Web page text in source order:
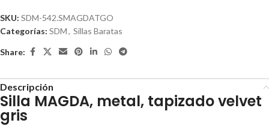
SKU: SDM-542.SMAGDATGO
Categorías: SDM, Sillas Baratas
Share:
Descripción
Silla MAGDA, metal, tapizado velvet
gris